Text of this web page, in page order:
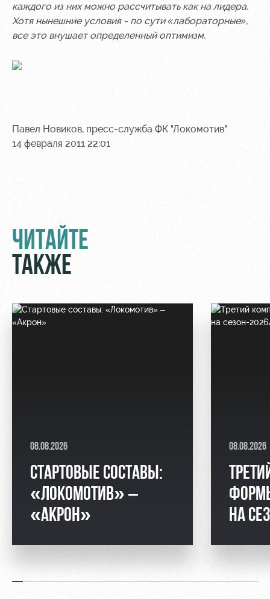
каждого из них можно рассчитывать как на лидера.
Хотя нынешние условия - по сути «лабораторные»,
все это внушает определенный оптимизм.
Павел Новиков, пресс-служба ФК "Локомотив"
14 февраля 2011 22:01
ЧИТАЙТЕ
ТАКЖЕ
08.08.2026
СТАРТОВЫЕ СОСТАВЫ:
«ЛОКОМОТИВ» –
«АКРОН»
08.08.2026
НА